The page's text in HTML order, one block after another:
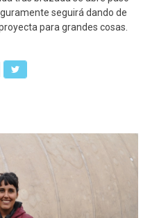
seguirá dando de
para grandes cosas.